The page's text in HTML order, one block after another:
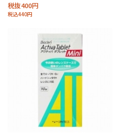
税抜400円
税込440円